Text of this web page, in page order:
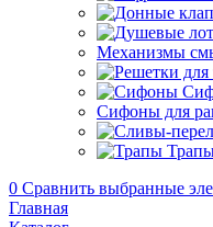
Механизмы
Сифоны для
0 Сравнить выбранные
Главная